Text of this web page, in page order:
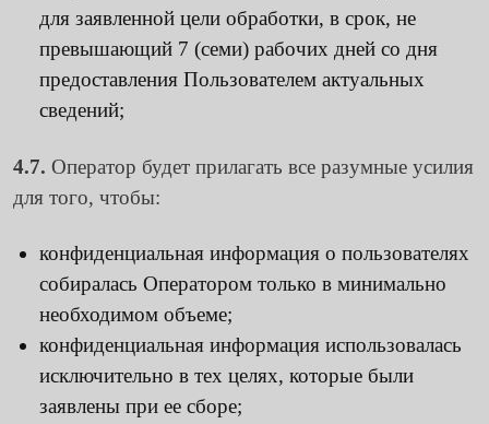
для заявленной цели обработки, в срок, не
превышающий 7 (семи) рабочих дней со дня
предоставления Пользователем актуальных
сведений;
4.7. Оператор будет прилагать все разумные усилия
для того, чтобы:
конфиденциальная информация о пользователях
собиралась Оператором только в минимально
необходимом объеме;
конфиденциальная информация использовалась
исключительно в тех целях, которые были
заявлены при ее сборе;